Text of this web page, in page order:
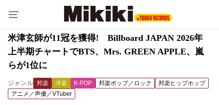
米津玄師が11冠を獲得! Billboard JAPAN 2026年
上半期チャートでBTS、Mrs. GREEN APPLE、嵐
らが1位に
ジャンル 邦楽 洋楽 K-POP 邦楽ポップ／ロック
邦楽ヒップホップ
アニメ／声優／VTuber